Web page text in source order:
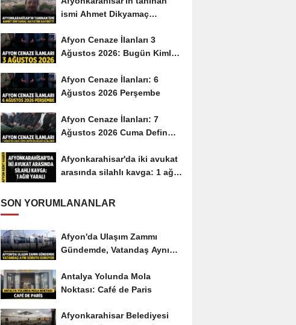
ismi Ahmet Dikyamaç
Afyon Cenaze İlanları 3
Ağustos 2026: Bugün Kimler
Afyon Cenaze İlanları: 6
Ağustos 2026 Perşembe
Afyon Cenaze İlanları: 7
Ağustos 2026 Cuma Defin
Afyonkarahisar'da iki avukat
arasında silahlı kavga: 1 ağır
SON YORUMLANANLAR
Afyon'da Ulaşım Zammı
Gündemde, Vatandaş Aynı
Antalya Yolunda Mola
Noktası: Café de Paris
Afyonkarahisar Belediyesi